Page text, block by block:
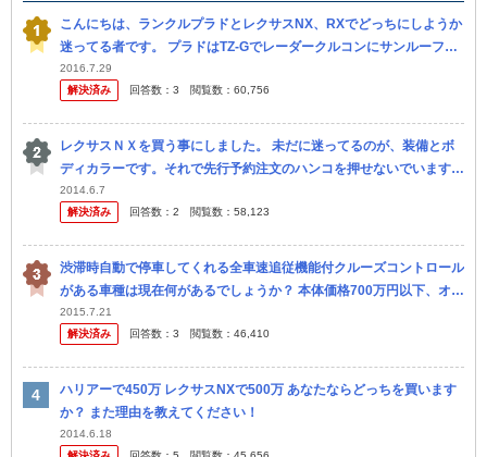
こんにちは、ランクルプラドとレクサスNX、RXでどっちにしようか
迷ってる者です。 プラドはTZ-Gでレーダークルコンにサンルーフ等
色々付けて、後はマルチテレインセレクトとMOPナビを付けるか付
け...
2016.7.29
解決済み
回答数： 3 閲覧数： 60,756
レクサスＮＸを買う事にしました。 未だに迷ってるのが、装備とボ
ディカラーです。それで先行予約注文のハンコを押せないでいます。
三眼ライトについては別途質問立ててますが、やはりｉパッケージ以
上に...
2014.6.7
解決済み
回答数： 2 閲覧数： 58,123
渋滞時自動で停車してくれる全車速追従機能付クルーズコントロール
がある車種は現在何があるでしょうか？ 本体価格700万円以下、オプ
ション設定可でお願いします。 ・アイサイト(Ver.3)搭載のス...
2015.7.21
解決済み
回答数： 3 閲覧数： 46,410
ハリアーで450万 レクサスNXで500万 あなたならどっちを買います
か？ また理由を教えてください！
2014.6.18